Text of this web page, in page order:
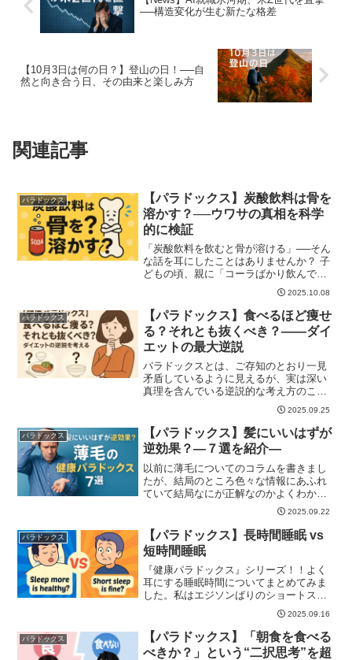
──構造変化が生む新たな格差
【10月3日は何の日？】登山の日！──自
然と向き合う日、その由来と楽しみ方
関連記事
パラドックス
【パラドックス】炭酸飲料は骨を
溶かす？──ウワサの真相を科学
的に検証
「炭酸飲料を飲むと骨が溶ける」──そん
な話を耳にしたことはありませんか？ 子
どもの頃、親に「コーラばかり飲んでる
2025.10.08
パラドックス
【パラドックス】食べるほど痩せ
る？それとも抜くべき？――ダイ
エットの最大逆説
パラドックスとは、ご存知のとおり一見
矛盾しているように見えるが、実は深い
真理を含んでいる逆説的な考え方のこ
2025.09.25
パラドックス
【パラドックス】髪にいいはずが
逆効果？―７選を紹介―
以前に薄毛についてのコラムを書きまし
たが、結局のところ色々な情報にあふれ
ていて結局なにが正解なのかよくわから
2025.09.22
パラドックス
【パラドックス】長時間睡眠 vs
短時間睡眠
『健康パラドックス』シリーズ！！よく
耳にする睡眠時間についてまとめてみま
した。私はエジソンばりのショートスリ
2025.09.16
パラドックス
【パラドックス】「朝食を食べる
べきか？」という“二択思考”を超